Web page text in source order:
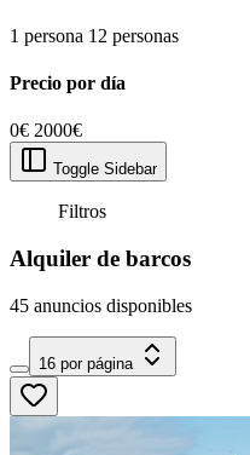
1 persona 12 personas
Precio por día
0€ 2000€
Toggle Sidebar
Filtros
Alquiler de barcos
45 anuncios disponibles
16 por página